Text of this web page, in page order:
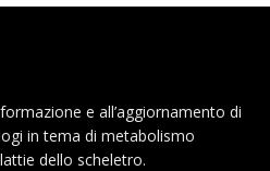
e all’aggiornamento di
in tema di metabolismo
dello scheletro.